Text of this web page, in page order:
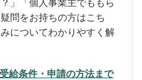
問をお持ちの方はこち
についてわかりやすく解
給条件・申請の方法まで